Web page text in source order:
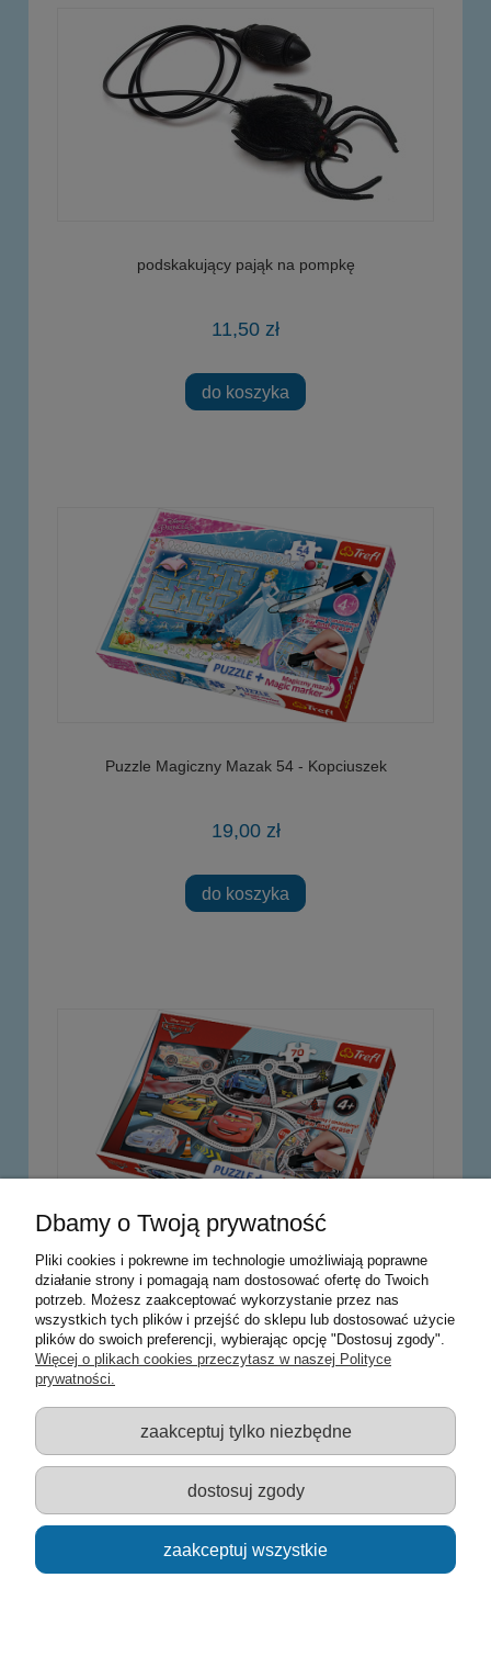
podskakujący pająk na pompkę
11,50 zł
do koszyka
Puzzle Magiczny Mazak 54 - Kopciuszek
19,00 zł
do koszyka
Puzzle Magiczny Mazak 70 - Wyścig Zygzak McQeen
- Cars
19,00 zł
Dbamy o Twoją prywatność
Pliki cookies i pokrewne im technologie umożliwiają poprawne
działanie strony i pomagają nam dostosować ofertę do Twoich
potrzeb. Możesz zaakceptować wykorzystanie przez nas
wszystkich tych plików i przejść do sklepu lub dostosować użycie
plików do swoich preferencji, wybierając opcję "Dostosuj zgody".
Więcej o plikach cookies przeczytasz w naszej Polityce
prywatności.
zaakceptuj tylko niezbędne
dostosuj zgody
zaakceptuj wszystkie